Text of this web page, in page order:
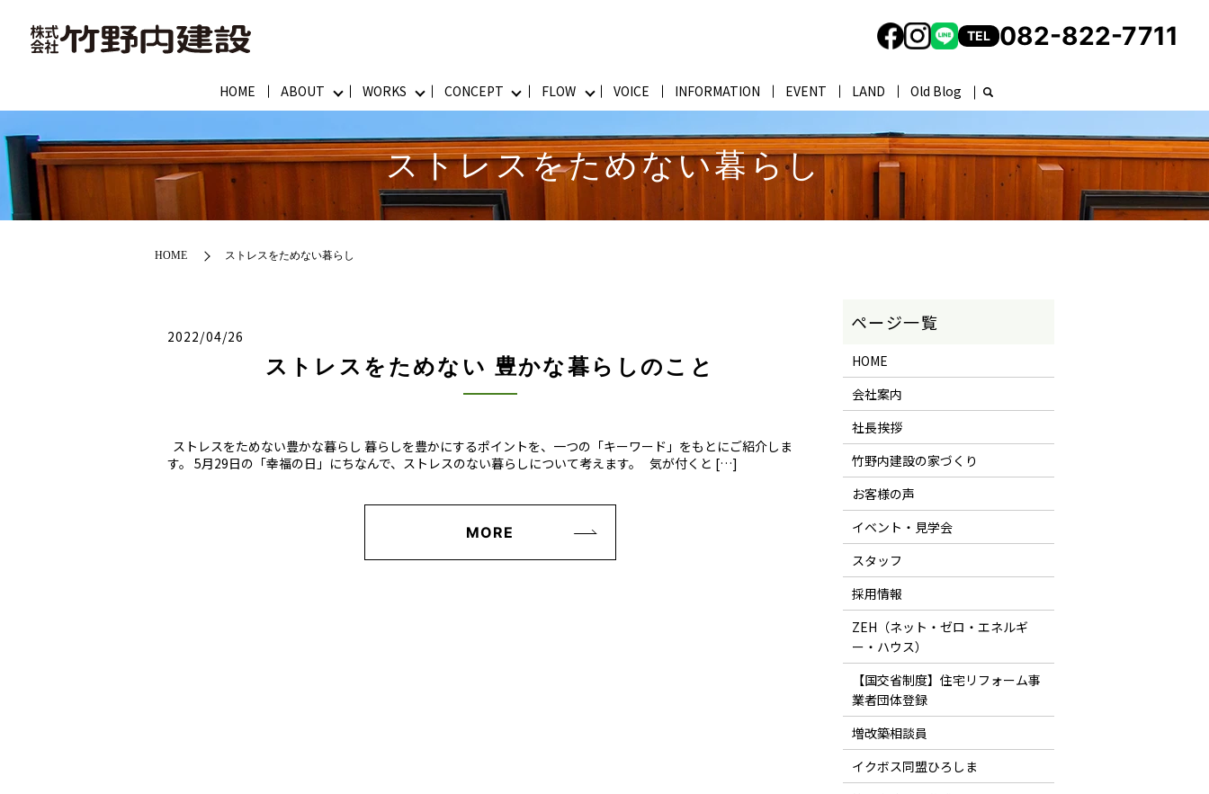
HOME ABOUT WORKS CONCEPT FLOW VOICE INFORMATION EVENT LAND Old Blog
TEL 082-822-7711
ストレスをためない暮らし
HOME ストレスをためない暮らし
2022/04/26
ストレスをためない 豊かな暮らしのこと
ストレスをためない豊かな暮らし 暮らしを豊かにするポイントを、一つの「キーワード」をもとにご紹介しま
す。 5月29日の「幸福の日」にちなんで、ストレスのない暮らしについて考えます。 気が付くと […]
MORE
HOME
会社案内
社長挨拶
竹野内建設の家づくり
お客様の声
イベント・見学会
スタッフ
採用情報
ZEH（ネット・ゼロ・エネルギ
ー・ハウス）
【国交省制度】住宅リフォーム事
業者団体登録
増改築相談員
イクボス同盟ひろしま